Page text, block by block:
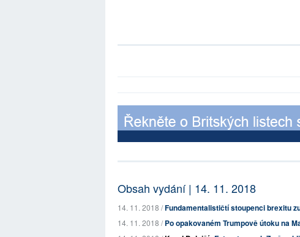
Obsah vydání | 14. 11. 2018
14. 11. 2018 /Fundamentalističtí stoupenci brexitu
14. 11. 2018 /Po opakovaném Trumpově útoku na